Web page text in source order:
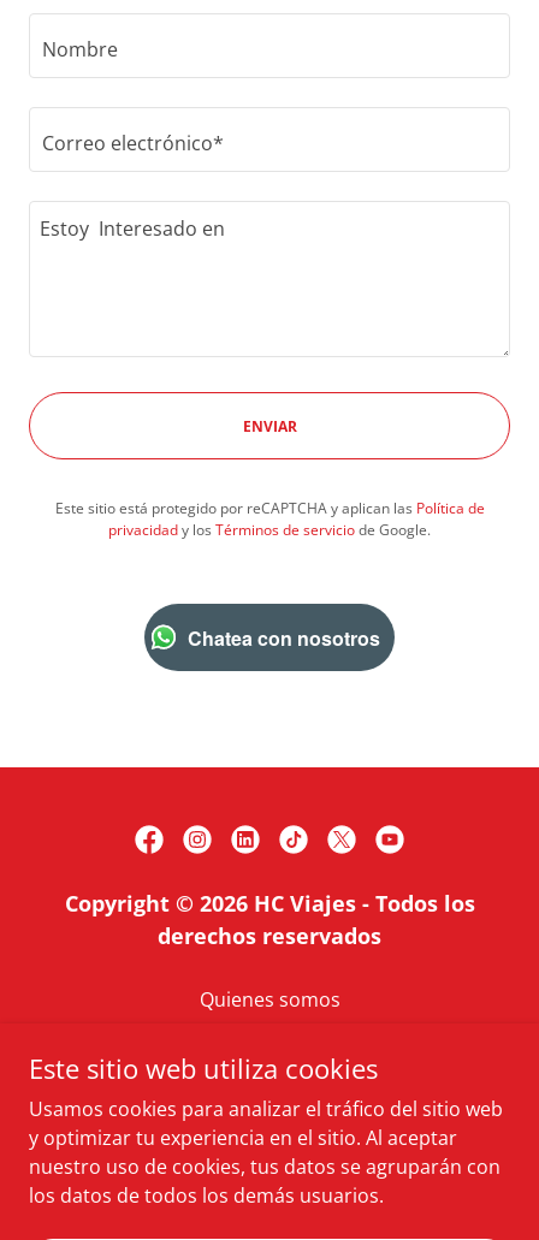
Nombre
Correo electrónico*
ENVIAR
Este sitio está protegido por reCAPTCHA y aplican las Política de
privacidady los Términos de serviciode Google.
Chatea con nosotros
Copyright © 2026 HC Viajes - Todos los
derechos reservados
Quienes somos
Blog
Condiciones Generales
Libro de Reclamaciones
Este sitio web utiliza cookies
Usamos cookies para analizar el tráfico del sitio web
y optimizar tu experiencia en el sitio. Al aceptar
nuestro uso de cookies, tus datos se agruparán con
los datos de todos los demás usuarios.